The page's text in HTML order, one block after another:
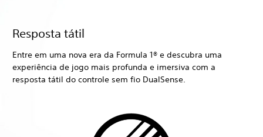
Resposta tátil
Entre em uma nova era da Formula 1® e descubra uma
experiência de jogo mais profunda e imersiva com a
resposta tátil do controle sem fio DualSense.